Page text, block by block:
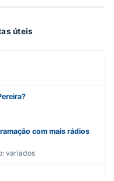
úteis
com mais rádios
variados